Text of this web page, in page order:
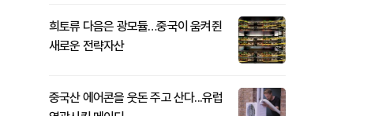
희토류 다음은 광모듈…중국이 움켜쥔
새로운 전략자산
중국산 에어콘을 웃돈 주고 산다...유럽